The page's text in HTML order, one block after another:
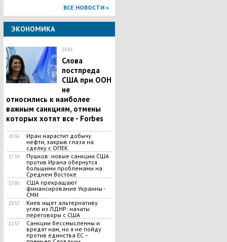
ВСЕ НОВОСТИ »
ЭКОНОМИКА
23:01
Слова
постпреда
США при ООН
не
относились к наиболее
важным санкциям, отмены
которых хотят все - Forbes
20:36
Иран нарастит добычу
нефти, закрыв глаза на
сделку с ОПЕК
17:59
Пушков: новые санкции США
против Ирана обернутся
большими проблемами на
Среднем Востоке
15:00
США прекращают
финансирование Украины -
СМИ
23:57
Киев ищет альтернативу
углю из ЛДНР: начаты
переговоры с США
22:57
Санкции бессмысленны и
вредят нам, но я не пойду
против единства ЕС –